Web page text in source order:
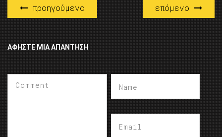
προηγούμενο επόμενο
ΑΦΉΣΤΕ ΜΙΑ ΑΠΆΝΤΗΣΗ